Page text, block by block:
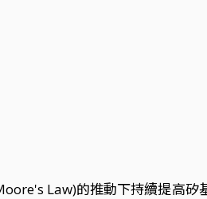
Law)的推動下持續提高